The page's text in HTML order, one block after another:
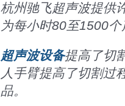
杭州驰飞超声波提供
为每小时80至1500个
超声波设备提高了切
人手臂提高了切割过
品。